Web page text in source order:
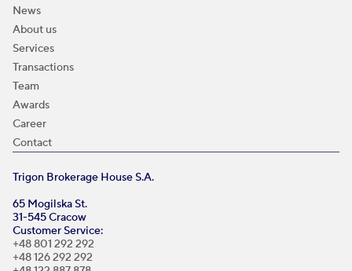
News
About us
Services
Transactions
Team
Awards
Career
Contact
Trigon Brokerage House S.A.
65 Mogilska St.
31-545 Cracow
Customer Service:
+48 801 292 292
+48 126 292 292